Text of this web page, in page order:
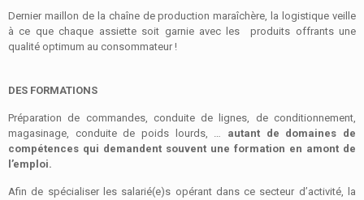
Dernier maillon de la chaîne de production maraîchère, la logistique veille
à ce que chaque assiette soit garnie avec les produits offrants une
qualité optimum au consommateur !
DES FORMATIONS
Préparation de commandes, conduite de lignes, de conditionnement,
magasinage, conduite de poids lourds, … autant de domaines de
compétences qui demandent souvent une formation en amont de
l’emploi.
Afin de spécialiser les salarié(e)s opérant dans ce secteur d’activité, la